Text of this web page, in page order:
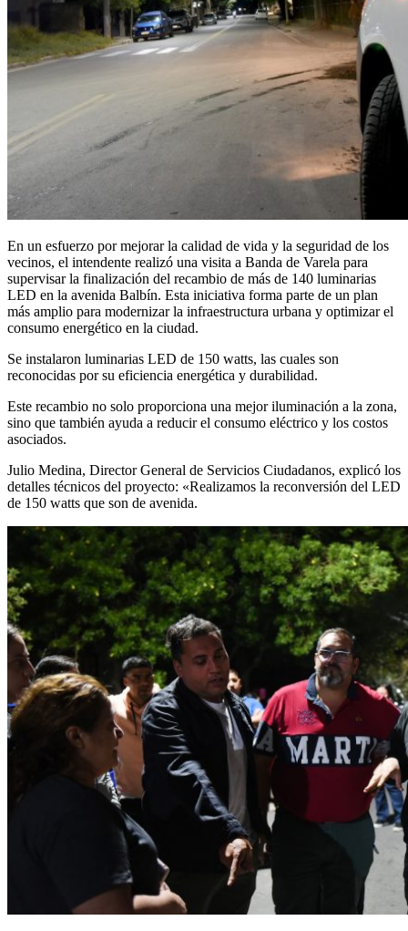
En un esfuerzo por mejorar la calidad de vida y la seguridad de los
vecinos, el intendente realizó una visita a Banda de Varela para
supervisar la finalización del recambio de más de 140 luminarias
LED en la avenida Balbín. Esta iniciativa forma parte de un plan
más amplio para modernizar la infraestructura urbana y optimizar el
consumo energético en la ciudad.
Se instalaron luminarias LED de 150 watts, las cuales son
reconocidas por su eficiencia energética y durabilidad.
Este recambio no solo proporciona una mejor iluminación a la zona,
sino que también ayuda a reducir el consumo eléctrico y los costos
asociados.
Julio Medina, Director General de Servicios Ciudadanos, explicó los
detalles técnicos del proyecto: «Realizamos la reconversión del LED
de 150 watts que son de avenida.